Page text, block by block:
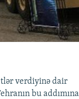
verdiyinə dair
bu addımına